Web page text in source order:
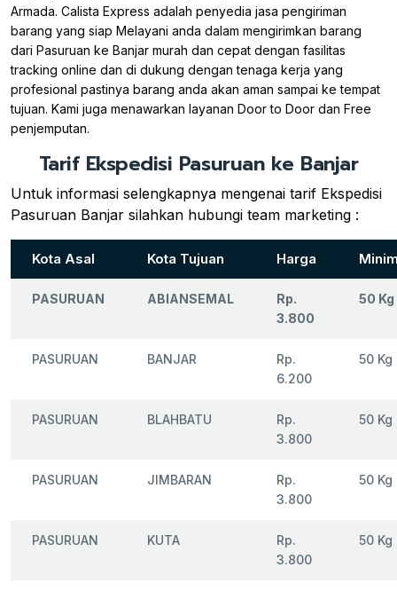
Armada. Calista Express adalah penyedia jasa pengiriman
barang yang siap Melayani anda dalam mengirimkan barang
dari Pasuruan ke Banjar murah dan cepat dengan fasilitas
tracking online dan di dukung dengan tenaga kerja yang
profesional pastinya barang anda akan aman sampai ke tempat
tujuan. Kami juga menawarkan layanan Door to Door dan Free
penjemputan.
Tarif Ekspedisi Pasuruan ke Banjar
Untuk informasi selengkapnya mengenai tarif Ekspedisi
Pasuruan Banjar silahkan hubungi team marketing :
Kota Asal Kota Tujuan Harga
PASURUAN ABIANSEMAL
Rp.
3.800
50 Kg
PASURUAN BANJAR
Rp.
6.200
50 Kg
PASURUAN BLAHBATU
Rp.
3.800
50 Kg
PASURUAN JIMBARAN
Rp.
3.800
50 Kg
PASURUAN KUTA
Rp.
3.800
50 Kg